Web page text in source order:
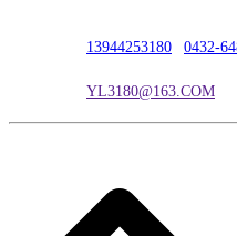
13944253180 0432-
YL3180@163.COM